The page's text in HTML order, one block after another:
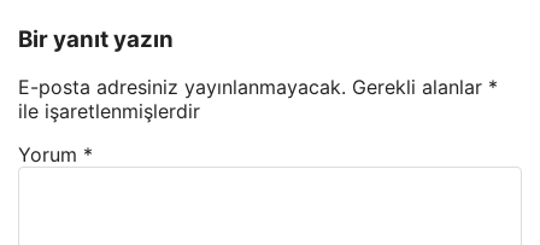
Bir yanıt yazın
E-posta adresiniz yayınlanmayacak. Gerekli alanlar *
ile işaretlenmişlerdir
Yorum *